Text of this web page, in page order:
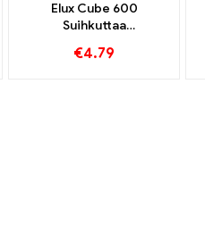
Elux Cube 600
Suihkuttaa
€4.79